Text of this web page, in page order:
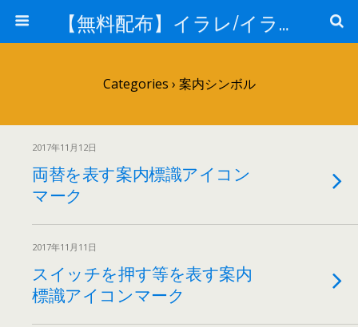
【無料配布】イラレ/イラストレーター/ベクトル パスデータ保管庫【ai・eps 商用可能ベクター素材】
Categories › 案内シンボル
2017年11月12日
両替を表す案内標識アイコン
マーク
2017年11月11日
スイッチを押す等を表す案内
標識アイコンマーク